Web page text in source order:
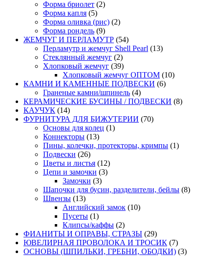
Форма бриолет (2)
Форма капля (5)
Форма оливка (рис) (2)
Форма рондель (9)
ЖЕМЧУГ И ПЕРЛАМУТР (54)
Перламутр и жемчуг Shell Pearl (13)
Стеклянный жемчуг (2)
Хлопковый жемчуг (39)
Хлопковый жемчуг ОПТОМ (10)
КАМНИ И КАМЕННЫЕ ПОДВЕСКИ (6)
Граненые камни/шпинель (4)
КЕРАМИЧЕСКИЕ БУСИНЫ / ПОДВЕСКИ (8)
КАУЧУК (14)
ФУРНИТУРА ДЛЯ БИЖУТЕРИИ (70)
Основы для колец (1)
Коннекторы (13)
Пины, колечки, протекторы, кримпы (1)
Подвески (26)
Цветы и листья (12)
Цепи и замочки (3)
Замочки (3)
Шапочки для бусин, разделители, бейлы (8)
Швензы (13)
Английский замок (10)
Пусеты (1)
Клипсы/каффы (2)
ФИАНИТЫ И ОПРАВЫ, СТРАЗЫ (29)
ЮВЕЛИРНАЯ ПРОВОЛОКА И ТРОСИК (7)
ОСНОВЫ (ШПИЛЬКИ, ГРЕБНИ, ОБОДКИ) (3)